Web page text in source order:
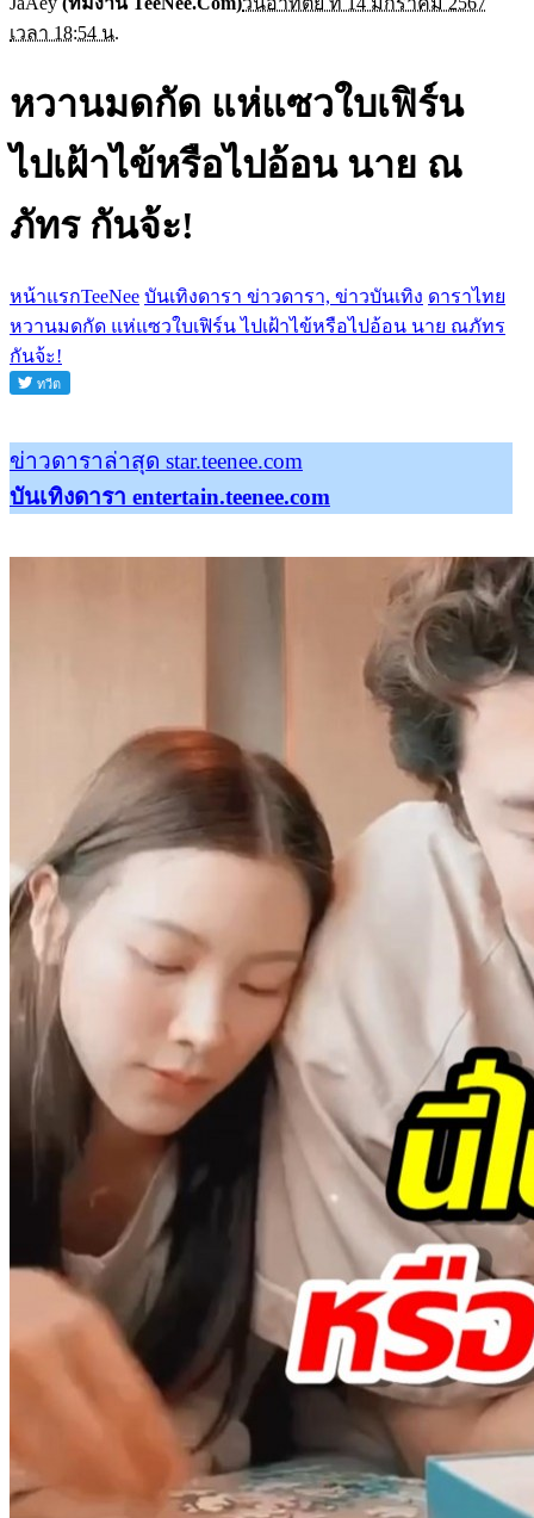
เวลา 18:54 น.
หวานมดกัด แห่แซวใบเฟิร์น
ไปเฝ้าไข้หรือไปอ้อน นาย ณ
ภัทร กันจ้ะ!
หน้าแรกTeeNee บันเทิงดารา ข่าวดารา, ข่าวบันเทิง ดาราไทย
หวานมดกัด แห่แซวใบเฟิร์น ไปเฝ้าไข้หรือไปอ้อน นาย ณภัทร
กันจ้ะ!
ข่าวดาราล่าสุด star.teenee.com
บันเทิงดารา entertain.teenee.com